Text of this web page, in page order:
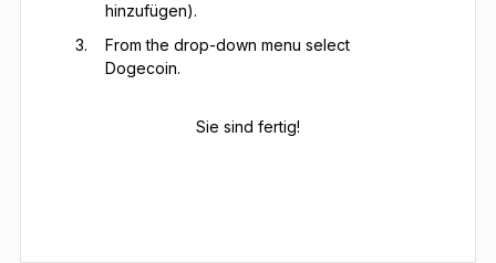
hinzufügen).
From the drop-down menu select
Dogecoin.
Sie sind fertig!